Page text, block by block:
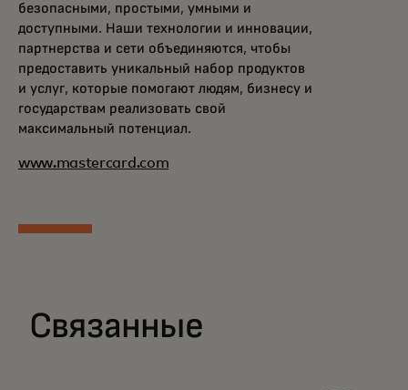
безопасными, простыми, умными и
доступными. Наши технологии и инновации,
партнерства и сети объединяются, чтобы
предоставить уникальный набор продуктов
и услуг, которые помогают людям, бизнесу и
государствам реализовать свой
максимальный потенциал.
www.mastercard.com
Связанные